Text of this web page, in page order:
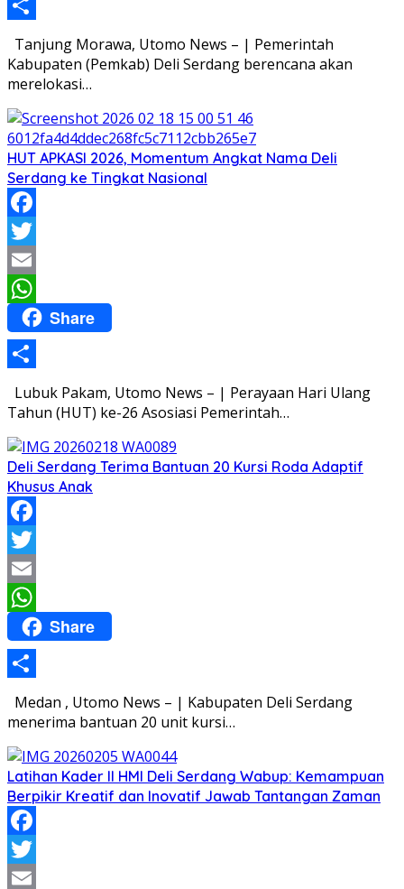
Share
Tanjung Morawa, Utomo News – | Pemerintah
Kabupaten (Pemkab) Deli Serdang berencana akan
merelokasi…
HUT APKASI 2026, Momentum Angkat Nama Deli
Serdang ke Tingkat Nasional
Facebook
Twitter
Email
WhatsApp
Share
Share
Lubuk Pakam, Utomo News – | Perayaan Hari Ulang
Tahun (HUT) ke-26 Asosiasi Pemerintah…
Deli Serdang Terima Bantuan 20 Kursi Roda Adaptif
Khusus Anak
Facebook
Twitter
Email
WhatsApp
Share
Share
Medan , Utomo News – | Kabupaten Deli Serdang
menerima bantuan 20 unit kursi…
Latihan Kader II HMI Deli Serdang Wabup: Kemampuan
Berpikir Kreatif dan Inovatif Jawab Tantangan Zaman
Facebook
Twitter